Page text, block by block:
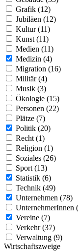
Grafik (12)
Jubiläen (12)
Kultur (11)
Kunst (11)
Medien (11)
Medizin (4)
Migration (16)
Militär (4)
Musik (3)
Ökologie (15)
Personen (22)
Plätze (7)
Politik (20)
Recht (1)
Religion (1)
Soziales (26)
Sport (13)
Statistik (6)
Technik (49)
Unternehmen (78)
UnternehmerInnen
Vereine (7)
Verkehr (37)
Verwaltung (9)
Wirtschaftszweige